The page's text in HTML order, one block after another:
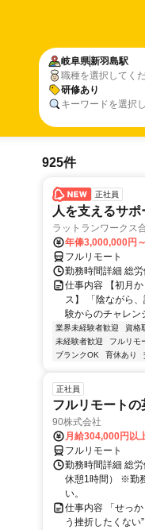
岐阜県新羽島駅
職種を選択してく
研修あり
キーワードを選択
925件
正社員
人を支えるサ
ラットランワークス
年俸3,000,000円
フルリモート
勤務時間詳細 総
仕事内容 【初月
ス】 「陰ながら
験からのチャレン
業界未経験者歓迎 資格
未経験者歓迎
フルリモ
ブランクOK
育休あり
正社員
フルリモートの
90株式会社
月給304,000円以
フルリモート
勤務時間詳細 総
休憩1時間） ※勤
い。
仕事内容 「せっ
う挫折したくな